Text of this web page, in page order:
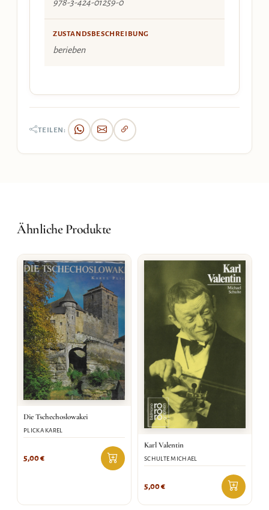
978-3-424-01259-0
ZUSTANDSBESCHREIBUNG
berieben
TEILEN:
Ähnliche Produkte
Die Tschechoslowakei
PLICKA KAREL
5,00€
Karl Valentin
SCHULTE MICHAEL
5,00€